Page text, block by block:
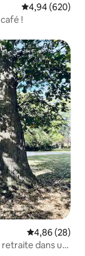
Évaluation
4,94 (620)
!
Évaluation
4,86 (28)
dans un